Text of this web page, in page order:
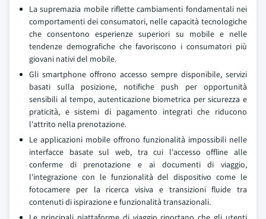
La supremazia mobile riflette cambiamenti fondamentali nei
comportamenti dei consumatori, nelle capacità tecnologiche
che consentono esperienze superiori su mobile e nelle
tendenze demografiche che favoriscono i consumatori più
giovani nativi del mobile.
Gli smartphone offrono accesso sempre disponibile, servizi
basati sulla posizione, notifiche push per opportunità
sensibili al tempo, autenticazione biometrica per sicurezza e
praticità, e sistemi di pagamento integrati che riducono
l'attrito nella prenotazione.
Le applicazioni mobile offrono funzionalità impossibili nelle
interfacce basate sul web, tra cui l'accesso offline alle
conferme di prenotazione e ai documenti di viaggio,
l'integrazione con le funzionalità del dispositivo come le
fotocamere per la ricerca visiva e transizioni fluide tra
contenuti di ispirazione e funzionalità transazionali.